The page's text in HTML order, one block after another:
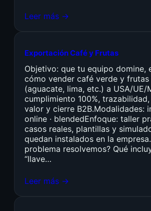
Leer más →
Exportación Café y Frutas
Objetivo: que tu equipo domine,
cómo vender café verde y frutas
(aguacate, lima, etc.) a USA/UE/
cumplimiento 100%,
valor y cierre B2B.Modalidades:
online · blendedEnfoque: taller
casos reales, plantillas y
quedan instalados en la
problema resolvemos? Qué
“llave…
Leer más →